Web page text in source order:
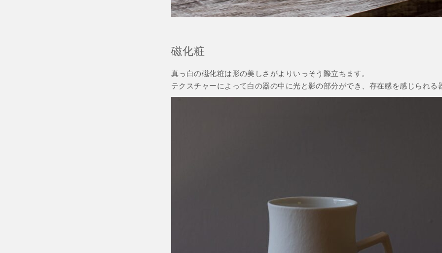
磁化粧
真っ白の磁化粧は形の美しさがよりいっそう際立ちます。
テクスチャーによって白の器の中に光と影の部分ができ、存在感を感じられる